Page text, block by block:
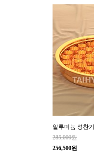
알루미늄 성찬
285,000원
256,500원